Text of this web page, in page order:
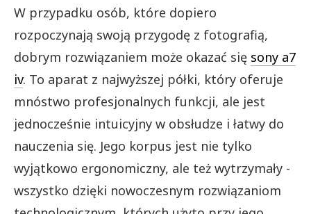
W przypadku osób, które dopiero
rozpoczynają swoją przygodę z fotografią,
dobrym rozwiązaniem może okazać się sony a7
iv. To aparat z najwyższej półki, który oferuje
mnóstwo profesjonalnych funkcji, ale jest
jednocześnie intuicyjny w obsłudze i łatwy do
nauczenia się. Jego korpus jest nie tylko
wyjątkowo ergonomiczny, ale też wytrzymały -
wszystko dzięki nowoczesnym rozwiązaniom